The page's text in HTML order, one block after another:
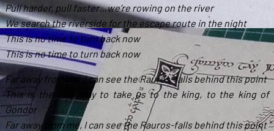
Pull harder, pull faster…we’re rowing on the river
We search the riverside for the escape route in the night
This is no time to turn back now
This is no time to turn back now
Far away from me, I can see the Rauros-falls behind this point
This is the only way to take us to the king, to the king of
Gondor
Far away from me, I can see the Rauros-falls behind this point